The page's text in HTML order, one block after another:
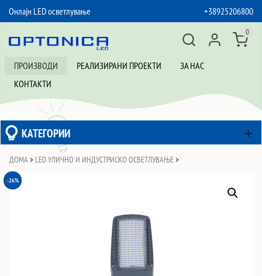
Онлајн LED осветлување
+38925206800
ПРОИЗВОДИ РЕАЛИЗИРАНИ ПРОЕКТИ
ЗА НАС
КОНТАКТИ
0
КАТЕГОРИИ
ДОМА > LED УЛИЧНО И ИНДУСТРИСКО ОСВЕТЛУВАЊЕ>
-26%